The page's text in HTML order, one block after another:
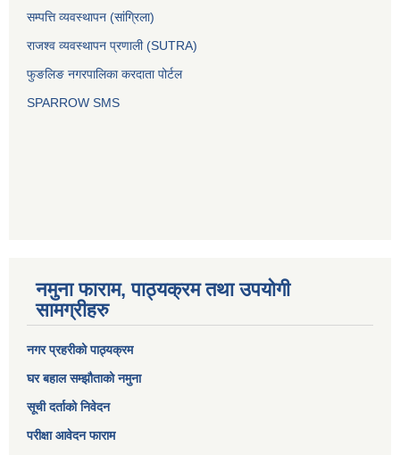
सम्पत्ति व्यवस्थापन (सांग्रिला)
राजश्व व्यवस्थापन प्रणाली (SUTRA)
फुङलिङ नगरपालिका करदाता पोर्टल
SPARROW SMS
नमुना फाराम, पाठ्यक्रम तथा उपयोगी
सामग्रीहरु
नगर प्रहरीको पाठ्यक्रम
घर बहाल सम्झौताको नमुना
सूची दर्ताको निवेदन
परीक्षा आवेदन फाराम